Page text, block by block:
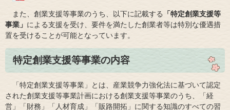
また、創業支援等事業のうち、以下に記載する
「特定創業支援等
事業」 による支援を受け、要件を満たした創業者等は特別な優遇措
置を受けることが可能となっています。
特定創業支援等事業​の内容
「特定創業支援等事業」とは、産業競争力強化法に基づいて認定
された創業支援等事業計画における創業支援等事業のうち、「経
営」「財務」「人材育成」「販路開拓」に関する知識のすべての習